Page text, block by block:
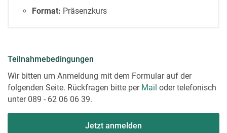
Format: Präsenzkurs
Teilnahmebedingungen
Wir bitten um Anmeldung mit dem Formular auf der
folgenden Seite. Rückfragen bitte per Mail oder telefonisch
unter 089 - 62 06 06 39.
Jetzt anmelden